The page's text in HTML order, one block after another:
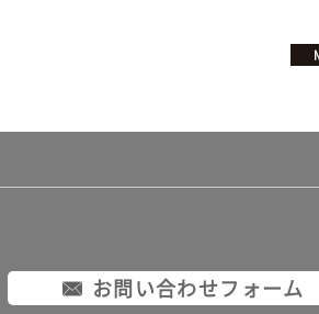
お問い合わせフォーム